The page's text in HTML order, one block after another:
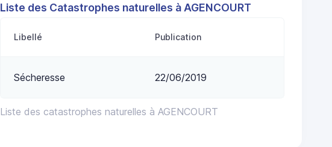
Liste des Catastrophes naturelles à AGENCOURT
Liste des catastrophes naturelles à AGENCOURT
Libellé Publication
Sécheresse 22/06/2019